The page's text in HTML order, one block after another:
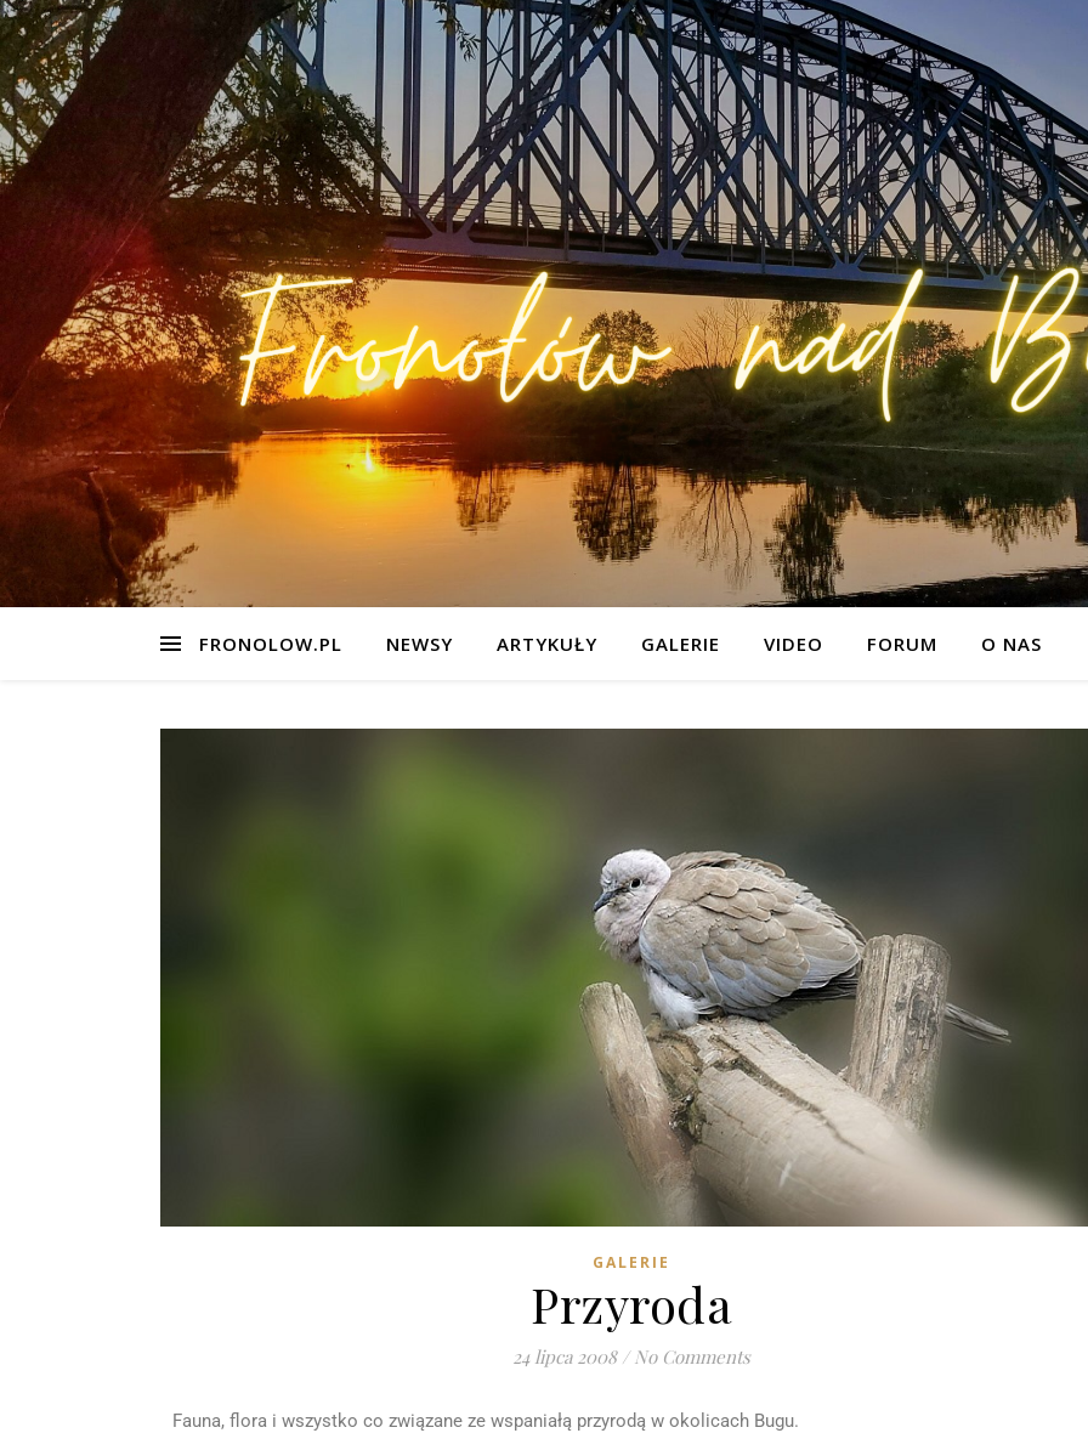
FRONOLOW.PL NEWSY ARTYKUŁY GALERIE VIDEO FORUM O NAS
GALERIE
Przyroda
24 lipca 2008 / No Comments
Fauna, flora i wszystko co związane ze wspaniałą przyrodą w okolicach Bugu.